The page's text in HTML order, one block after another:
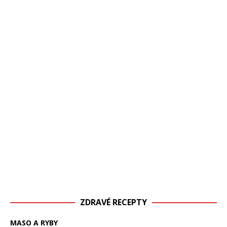
ZDRAVÉ RECEPTY
MASO A RYBY